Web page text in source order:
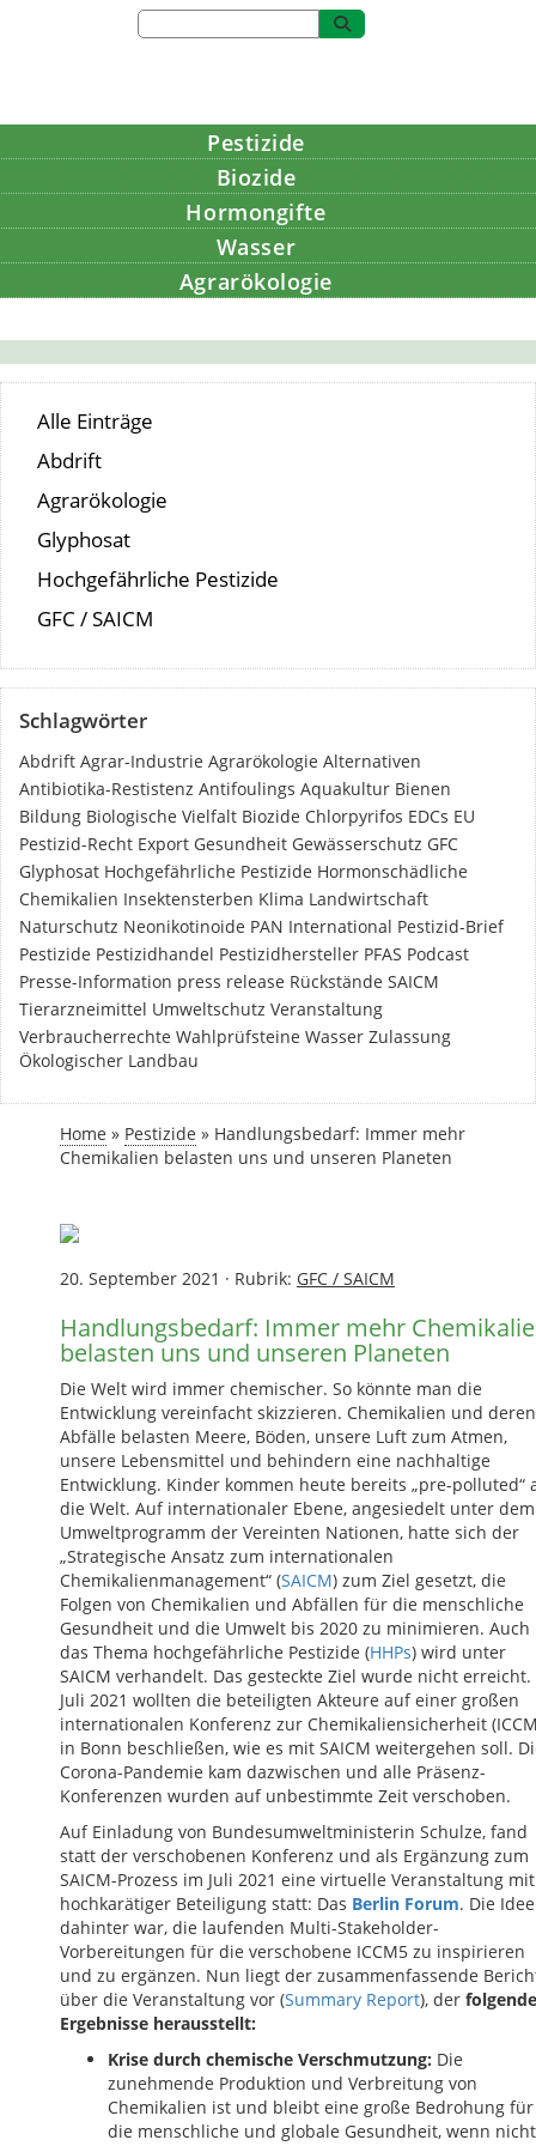
Pestizide
Biozide
Hormongifte
Wasser
Agrarökologie
Alle Einträge
Abdrift
Agrarökologie
Glyphosat
Hochgefährliche Pestizide
GFC / SAICM
Schlagwörter
Abdrift Agrar-Industrie Agrarökologie Alternativen
Antibiotika-Restistenz Antifoulings Aquakultur Bienen
Bildung Biologische Vielfalt Biozide Chlorpyrifos EDCs EU
Pestizid-Recht Export Gesundheit Gewässerschutz GFC
Glyphosat Hochgefährliche Pestizide Hormonschädliche
Chemikalien Insektensterben Klima Landwirtschaft
Naturschutz Neonikotinoide PAN International Pestizid-Brief
Pestizide Pestizidhandel Pestizidhersteller PFAS Podcast
Presse-Information press release Rückstände SAICM
Tierarzneimittel Umweltschutz Veranstaltung
Verbraucherrechte Wahlprüfsteine Wasser Zulassung
Ökologischer Landbau
Home » Pestizide » Handlungsbedarf: Immer mehr
Chemikalien belasten uns und unseren Planeten
20. September 2021 · Rubrik: GFC / SAICM
Handlungsbedarf: Immer mehr
belasten uns und unseren Planeten
Die Welt wird immer chemischer. So könnte man die
Entwicklung vereinfacht skizzieren. Chemikalien und deren
Abfälle belasten Meere, Böden, unsere Luft zum Atmen,
unsere Lebensmittel und behindern eine nachhaltige
Entwicklung. Kinder kommen heute bereits „pre-polluted“
die Welt. Auf internationaler Ebene, angesiedelt unter dem
Umweltprogramm der Vereinten Nationen, hatte sich der
„Strategische Ansatz zum internationalen
Chemikalienmanagement“ (SAICM) zum Ziel gesetzt, die
Folgen von Chemikalien und Abfällen für die menschliche
Gesundheit und die Umwelt bis 2020 zu minimieren. Auch
das Thema hochgefährliche Pestizide (HHPs) wird unter
SAICM verhandelt. Das gesteckte Ziel wurde nicht erreicht.
Juli 2021 wollten die beteiligten Akteure auf einer großen
internationalen Konferenz zur Chemikaliensicherheit
in Bonn beschließen, wie es mit SAICM weitergehen soll.
Corona-Pandemie kam dazwischen und alle Präsenz-
Konferenzen wurden auf unbestimmte Zeit verschoben.
Auf Einladung von Bundesumweltministerin Schulze, fand
statt der verschobenen Konferenz und als Ergänzung zum
SAICM-Prozess im Juli 2021 eine virtuelle Veranstaltung mit
hochkarätiger Beteiligung statt: Das Berlin Forum. Die Idee
dahinter war, die laufenden Multi-Stakeholder-
Vorbereitungen für die verschobene ICCM5 zu inspirieren
und zu ergänzen. Nun liegt der zusammenfassende
über die Veranstaltung vor (Summary Report), der folgende
Ergebnisse herausstellt:
Krise durch chemische Verschmutzung: Die
zunehmende Produktion und Verbreitung von
Chemikalien ist und bleibt eine große Bedrohung für
die menschliche und globale Gesundheit, wenn nicht